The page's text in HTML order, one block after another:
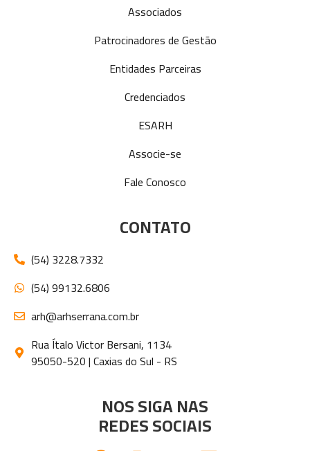
Associados
Patrocinadores de Gestão
Entidades Parceiras
Credenciados
ESARH
Associe-se
Fale Conosco
CONTATO
(54) 3228.7332
(54) 99132.6806
arh@arhserrana.com.br
Rua Ítalo Victor Bersani, 1134
95050-520 | Caxias do Sul - RS
NOS SIGA NAS
REDES SOCIAIS